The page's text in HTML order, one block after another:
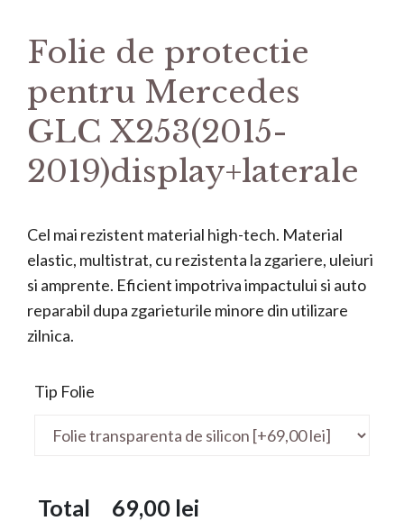
Folie de protectie
pentru Mercedes
GLC X253(2015-
2019)display+laterale
Cel mai rezistent material high-tech. Material
elastic, multistrat, cu rezistenta la zgariere, uleiuri
si amprente. Eficient impotriva impactului si auto
reparabil dupa zgarieturile minore din utilizare
zilnica.
Tip Folie
Total 69,00 lei